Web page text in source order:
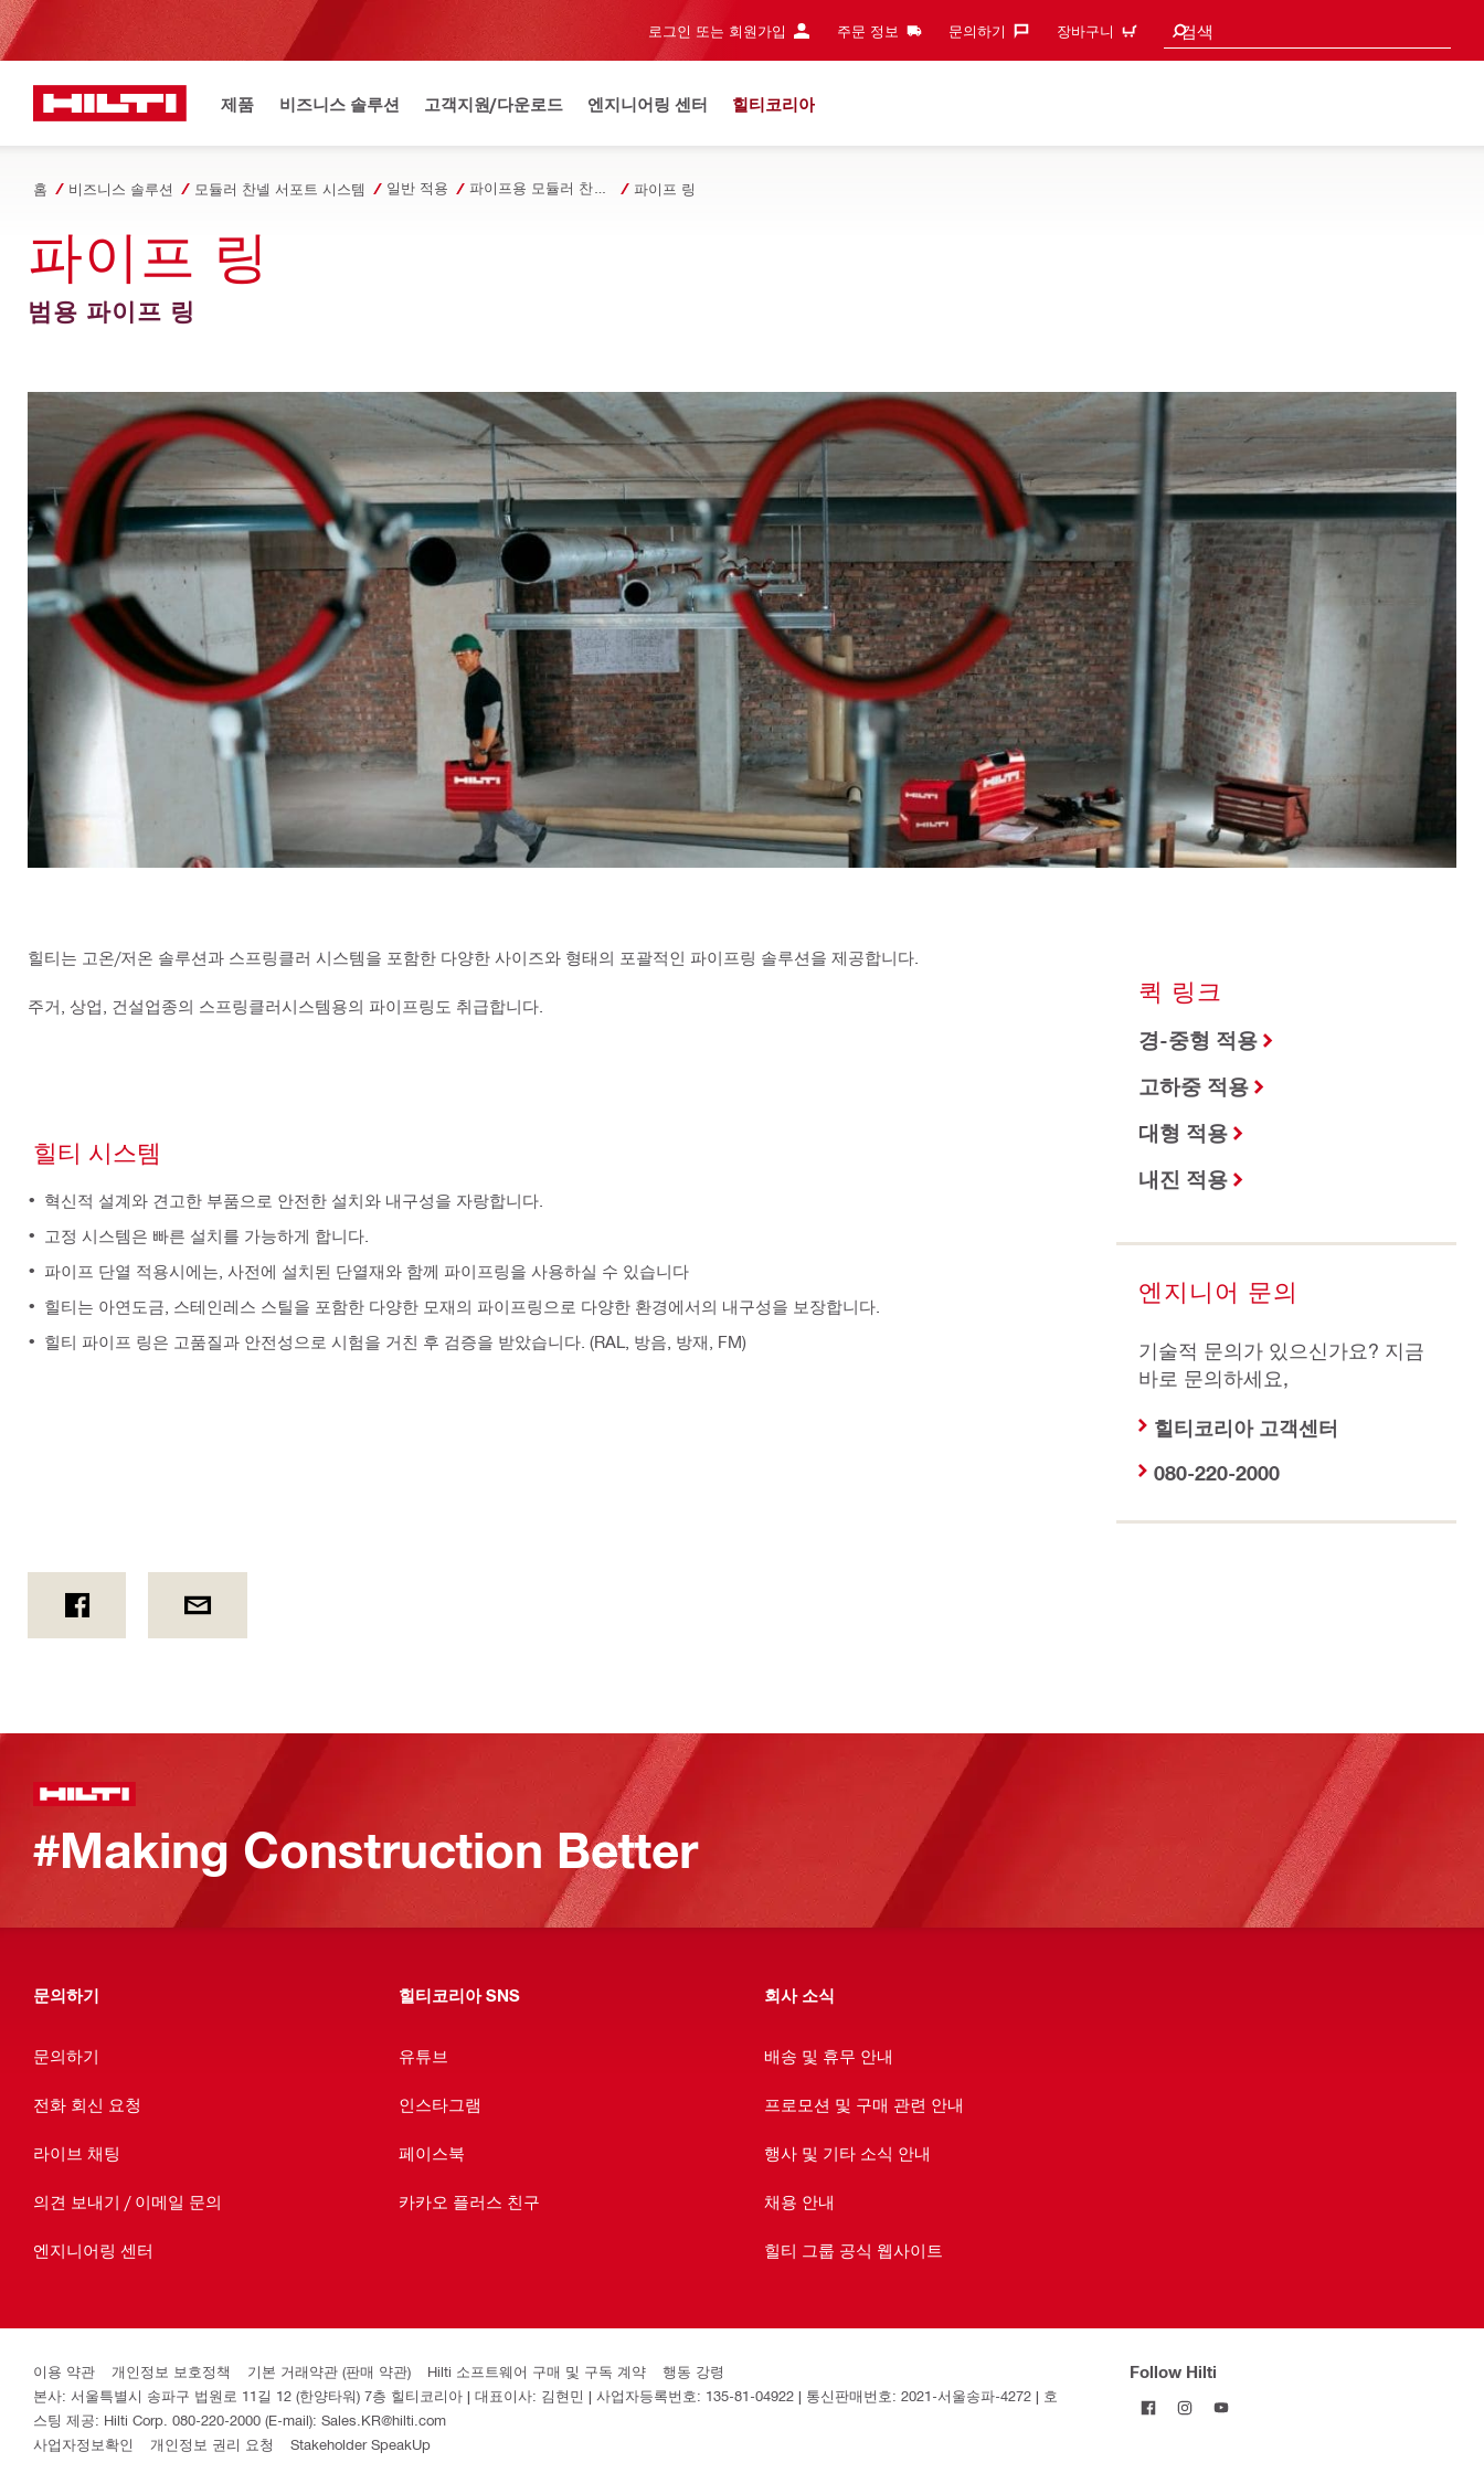
로그인 또는 회원가입 주문 정보 문의하기‎ 장바구니 검색
검색 추천
제품 비즈니스 솔루션 고객지원/다운로드 엔지니어링 센터 힐티코리아
홈 비즈니스 솔루션 모듈러 찬넬 서포트 시스템 일반 적용 파이프 링
파이프 링
범용 파이프 링
힐티는 고온/저온 솔루션과 스프링클러 시스템을 포함한 다양한 사이즈와 형태의 포괄적인 파이프링 솔루션을 제공합니다.
주거, 상업, 건설업종의 스프링클러시스템용의 파이프링도 취급합니다.
힐티 시스템
혁신적 설계와 견고한 부품으로 안전한 설치와 내구성을 자랑합니다.
고정 시스템은 빠른 설치를 가능하게 합니다.
파이프 단열 적용시에는, 사전에 설치된 단열재와 함께 파이프링을 사용하실 수 있습니다
힐티는 아연도금, 스테인레스 스틸을 포함한 다양한 모재의 파이프링으로 다양한 환경에서의 내구성을 보장합니다.
힐티 파이프 링은 고품질과 안전성으로 시험을 거친 후 검증을 받았습니다. (RAL, 방음, 방재, FM)
퀵 링크
경-중형 적용
고하중 적용
대형 적용
내진 적용
엔지니어 문의
기술적 문의가 있으신가요? 지금
바로 문의하세요,
힐티코리아 고객센터
080-220-2000
#Making Construction Better
문의하기
문의하기
전화 회신 요청
라이브 채팅
의견 보내기 / 이메일 문의
엔지니어링 센터
힐티코리아 SNS
유튜브
인스타그램
페이스북
카카오 플러스 친구
회사 소식
배송 및 휴무 안내
프로모션 및 구매 관련 안내
행사 및 기타 소식 안내
채용 안내
힐티 그룹 공식 웹사이트
이용 약관 개인정보 보호정책 기본 거래약관 (판매 약관) Hilti 소프트웨어 구매 및 구독 계약
행동 강령
본사: 서울특별시 송파구 법원로 11길 12 (한양타워) 7층 힐티코리아 | 대표이사: 김현민 | 사업자등록번호: 135-81-04922 | 통신판매번호: 2021-서울송파-4272 | 호
스팅 제공: Hilti Corp. 080-220-2000 (E-mail): Sales.KR@hilti.com
사업자정보확인
개인정보 권리 요청 Stakeholder SpeakUp
Follow Hilti